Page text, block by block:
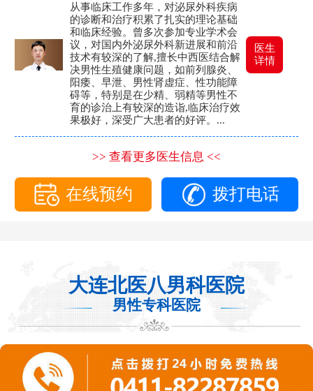
从事临床工作多年，对泌尿外科疾病
的诊断和治疗积累了扎实的理论基础
和临床经验。曾多次参加专业学术会
议，对国内外泌尿外科新进展和前沿
技术有较深的了解,擅长中西医结合解
决男性生殖健康问题，如前列腺炎、
阳痿、早泄、男性肾虚症、性功能障
碍等，特别是在少精、弱精等男性不
育的诊治上有较深的造诣,临床治疗效
果极好，深受广大患者的好评。...
医生
详情
>> 查看更多医生信息 <<
在线预约 拨打电话
大连北医八男科医院
男性专科医院